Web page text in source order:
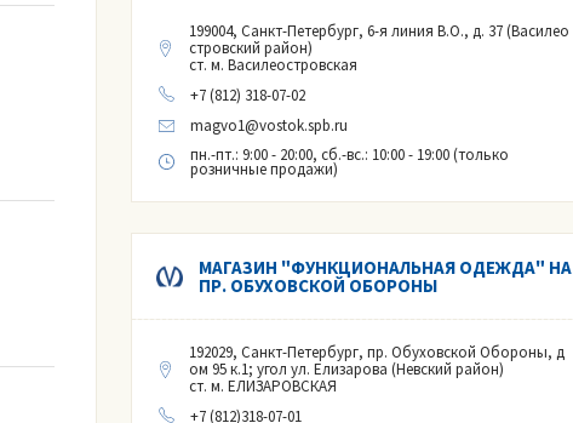
199004, Санкт-Петербург, 6-я линия В.О., д. 37 (Василео
стровский район)
ст. м. Василеостровская
+7 (812) 318-07-02
magvo1@vostok.spb.ru
пн.-пт.: 9:00 - 20:00, сб.-вс.: 10:00 - 19:00 (только
розничные продажи)
МАГАЗИН "ФУНКЦИОНАЛЬНАЯ ОДЕЖДА" НА
ПР. ОБУХОВСКОЙ ОБОРОНЫ
192029, Санкт-Петербург, пр. Обуховской Обороны, д
ом 95 к.1; угол ул. Елизарова (Невский район)
ст. м. ЕЛИЗАРОВСКАЯ
+7 (812)318-07-01